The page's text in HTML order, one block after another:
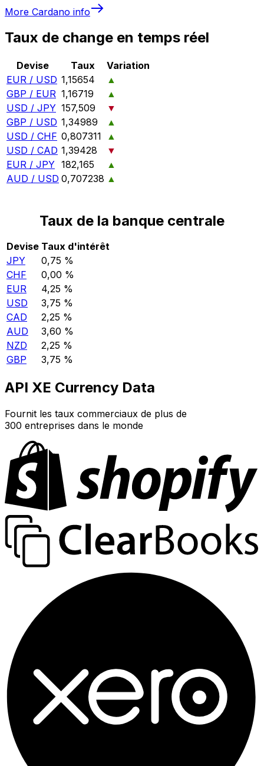
More Cardano info
Taux de change en temps réel
Devise Taux
Variation
EUR / USD 1,15654
▲
GBP / EUR 1,16719
▲
USD / JPY 157,509
▼
GBP / USD 1,34989
▲
USD / CHF 0,807311
▲
USD / CAD 1,39428
▼
EUR / JPY 182,165
▲
AUD / USD 0,707238 ▲
Taux de la banque centrale
Devise Taux d'intérêt
JPY
0,75 %
CHF
0,00 %
EUR
4,25 %
USD
3,75 %
CAD
2,25 %
AUD
3,60 %
NZD
2,25 %
GBP
3,75 %
API XE Currency Data
Fournit les taux commerciaux de plus de
300 entreprises dans le monde